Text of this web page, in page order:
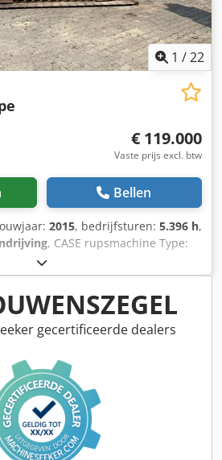
1 /22
€ 119.000
Vaste prijs excl. btw
Bellen
2015, bedrijfsturen: 5.396 h,
, CASE rupsmachine Type:
kg Dedpjzhyrmjfx Appjck
5.396 Uitrusting: -
- Radio - Achterop
cabinebeschermingen en
opklapbaar) Wij
onze partners. Alle gegevens
en tussentijdse verkoop
gecertificeerde dealers